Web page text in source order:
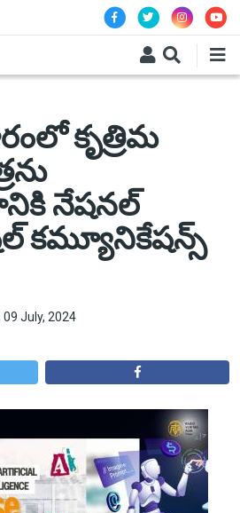
కృత్రిమ
నేషనల్
కమ్యూనికేషన్స్
09 July, 2024